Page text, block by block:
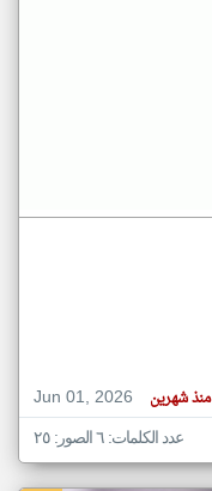
Jun 01, 2026
منذ شهرين
عدد الكلمات: ٦ الصور: ٢٥